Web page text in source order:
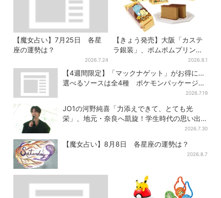
【魔女占い】7月25日 各星
座の運勢は？
2026.7.24
【きょう発売】大阪「カステ
ラ銀装」、ポムポムプリンと
初コラボ 紙袋まで限定デザ
インに
2026.8.1
【4週間限定】「マックナゲット」がお得に…
選べるソースは全4種 ポケモンパッケージは
2026.7.19
JO1の河野純喜「力添えできて、とても光
栄」、地元・奈良へ凱旋！学生時代の思い出
2026.7.30
【魔女占い】8月8日 各星座の運勢は？
2026.8.7